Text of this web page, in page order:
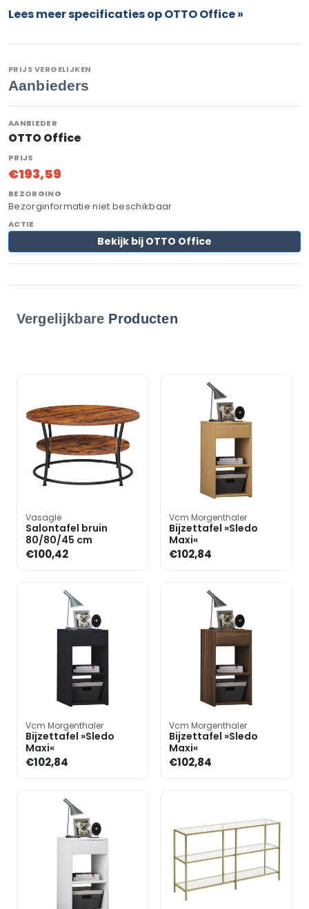
Lees meer specificaties op OTTO Office »
PRIJS VERGELIJKEN
Aanbieders
OTTO Office
€193,59
Bezorginformatie niet beschikbaar
Bekijk bij OTTO Office
Vergelijkbare Producten
Vasagle
Salontafel bruin
80/80/45 cm
€100,42
Vcm Morgenthaler
Bijzettafel »Sledo
Maxi«
€102,84
Vcm Morgenthaler
Bijzettafel »Sledo
Maxi«
€102,84
Vcm Morgenthaler
Bijzettafel »Sledo
Maxi«
€102,84